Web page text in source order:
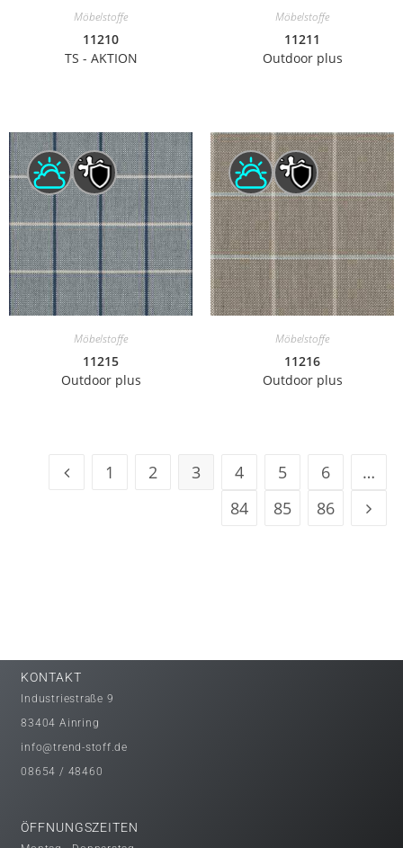
Möbelstoffe
11210
TS - AKTION
Möbelstoffe
11211
Outdoor plus
Möbelstoffe
11215
Outdoor plus
Möbelstoffe
11216
Outdoor plus
1 2 3 4 5 6
…
84
85 86
KONTAKT
Industriestraße 9
83404 Ainring
info@trend-stoff.de
08654 / 48460
ÖFFNUNGSZEITEN